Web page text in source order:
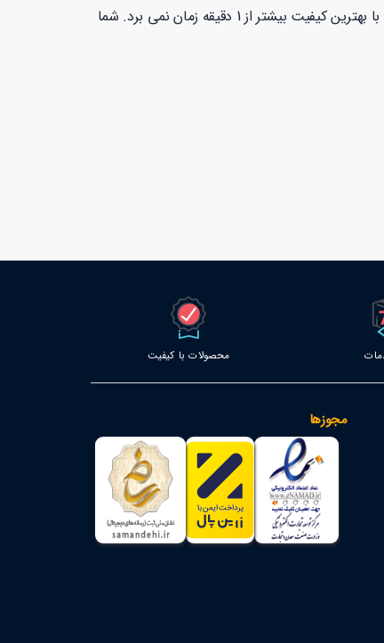
با بهترین کیفیت بیشتر از 1 دقیقه زمان نمی برد. شما
محصولات با کیفیت
مجوزها